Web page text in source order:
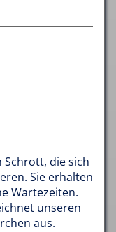
Schrott, die sich
Sie erhalten
Wartezeiten.
unseren
aus.